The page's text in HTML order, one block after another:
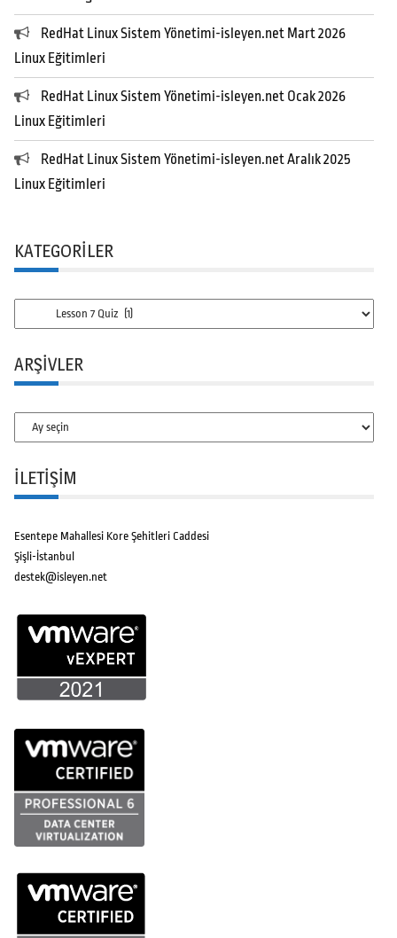
RedHat Linux Sistem Yönetimi-isleyen.net Mart 2026
Linux Eğitimleri
RedHat Linux Sistem Yönetimi-isleyen.net Ocak 2026
Linux Eğitimleri
RedHat Linux Sistem Yönetimi-isleyen.net Aralık 2025
Linux Eğitimleri
KATEGORILER
Kategoriler
ARŞIVLER
Arşivler
İLETİŞİM
Esentepe Mahallesi Kore Şehitleri Caddesi
Şişli-İstanbul
destek@isleyen.net